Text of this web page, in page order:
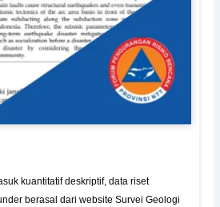
kuantitatif deskriptif, data riset
berasal dari website Survei Geologi